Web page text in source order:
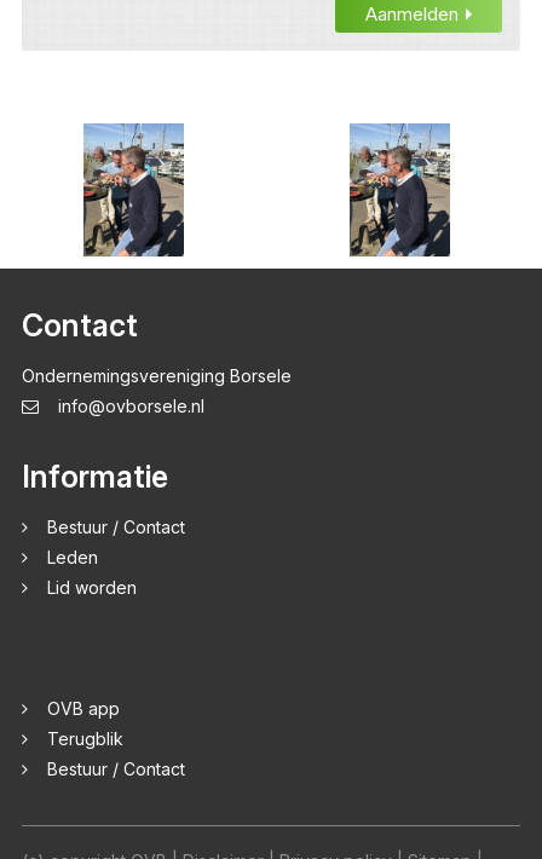
Aanmelden
Contact
Ondernemingsvereniging Borsele
info@ovborsele.nl
Informatie
Bestuur / Contact
Leden
Lid worden
OVB app
Terugblik
Bestuur / Contact